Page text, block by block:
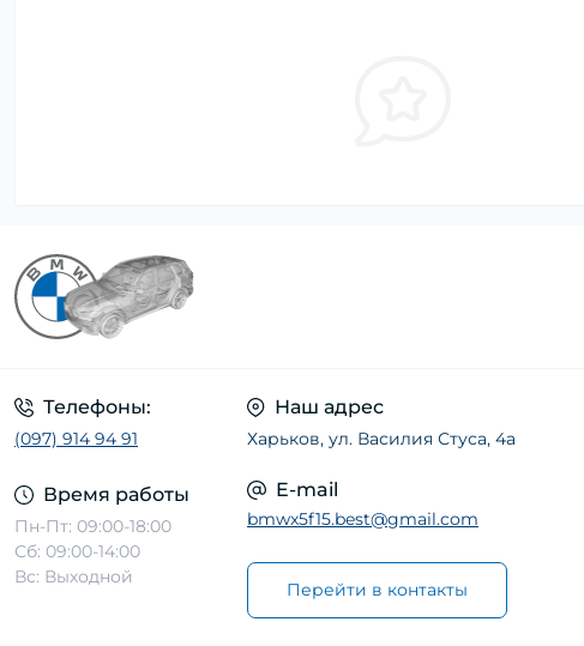
Телефоны:
(097) 914 94 91
Время работы
Пн-Пт: 09:00-18:00
Сб: 09:00-14:00
Вс: Выходной
Наш адрес
Харьков, ул. Василия Стуса, 4а
E-mail
bmwx5f15.best@gmail.com
Перейти в контакты